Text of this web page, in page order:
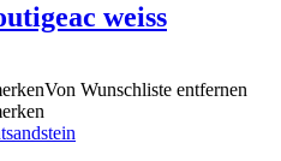
weiss
Von Wunschliste entfernen